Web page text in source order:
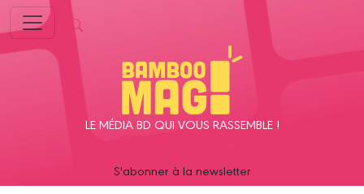
LE MÉDIA BD QUI VOUS RASSEMBLE !
S'abonner à la newsletter
Panneau de gestion des cookies